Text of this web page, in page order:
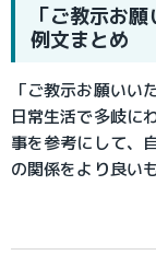
「ご教示お
例文まとめ
「ご教示お願いい
日常生活で多岐に
事を参考にして、
の関係をより良い